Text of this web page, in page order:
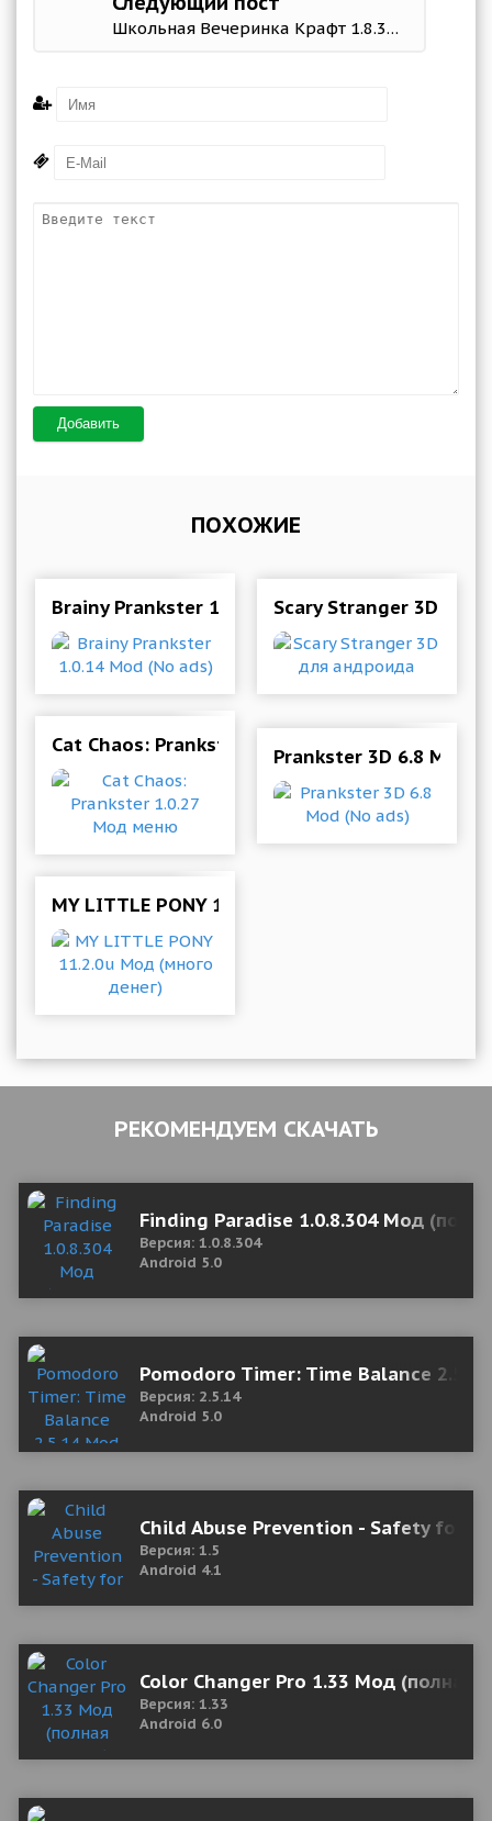
Школьная Вечеринка Крафт 1.8.39 (Mod Money)
Добавить
ПОХОЖИЕ
Brainy Prankster 1.0.14 Mod (No ads)
Scary Stranger 3D для
Cat Chaos: Prankster 1.0.27 Мод меню
Prankster 3D 6.8 Mod
MY LITTLE PONY 11.2.0u Мод (много денег)
РЕКОМЕНДУЕМ СКАЧАТЬ
Finding Paradise 1.0.8.304 Мод
Версия: 1.0.8.304
Android 5.0
Pomodoro Timer: Time Balance
Версия: 2.5.14
Android 5.0
Child Abuse Prevention - Safety for
Версия: 1.5
Android 4.1
Color Changer Pro 1.33 Мод (полная
Версия: 1.33
Android 6.0